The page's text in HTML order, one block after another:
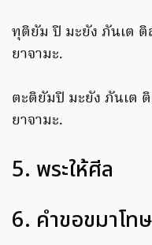
ทุติยัม ปิ มะยัง ภันเต
ยาจามะ.
ตะติยัมปิ มะยัง ภันเต
ยาจามะ.
5. พระให้ศีล
6. คำขอขมาโท